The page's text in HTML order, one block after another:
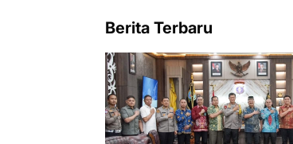
Berita Terbaru